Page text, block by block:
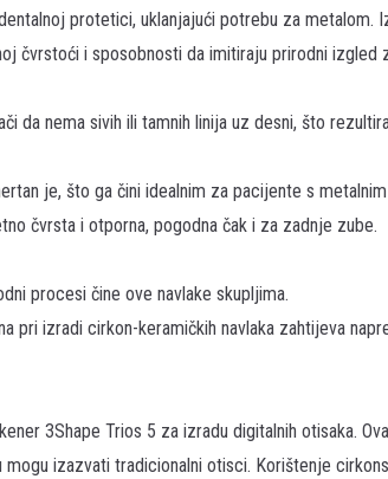
protetici, uklanjajući potrebu za metalom.
čvrstoći i sposobnosti da imitiraju prirodni izgled
da nema sivih ili tamnih linija uz desni, što
je, što ga čini idealnim za pacijente s
čvrsta i otporna, pogodna čak i za zadnje zube.
procesi čine ove navlake skupljima.
pri izradi cirkon-keramičkih navlaka zahtijeva
3Shape Trios 5 za izradu digitalnih otisaka.
izazvati tradicionalni otisci. Korištenje